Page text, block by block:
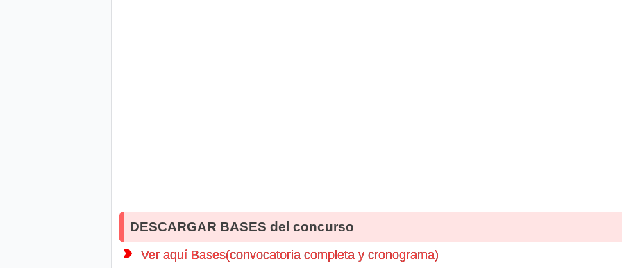
DESCARGAR BASES del concurso
Ver aquí Bases(convocatoria completa y cronograma)